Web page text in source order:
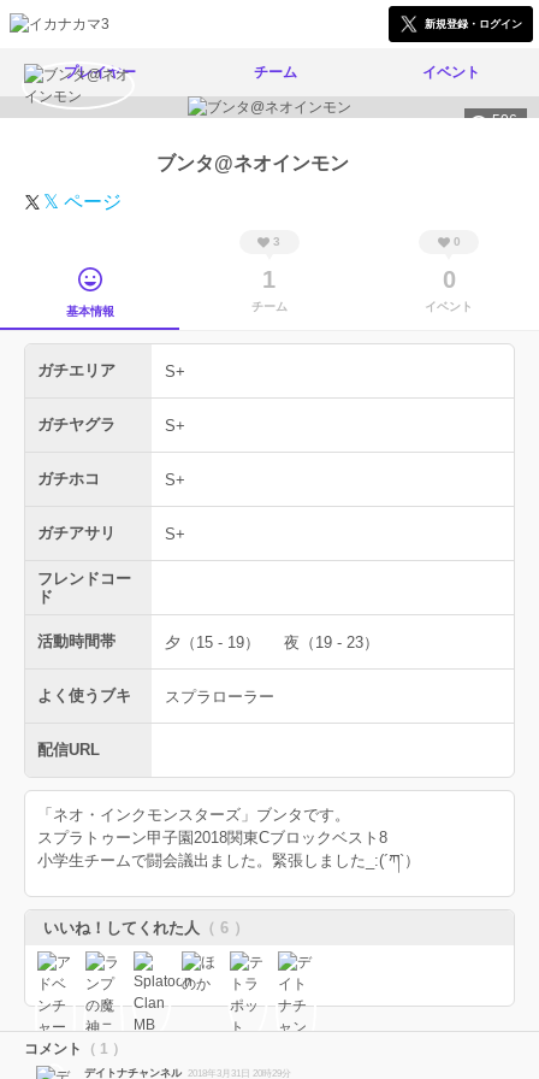
新規登録・ログイン
プレイヤー チーム イベント
506
ブンタ@ネオインモン
𝕏 ページ
基本情報
3
1
チーム
0
0
イベント
ガチエリア S+
ガチヤグラ S+
ガチホコ S+
ガチアサリ S+
フレンドコー
ド
活動時間帯 夕（15 - 19） 夜（19 - 23）
よく使うブキ スプラローラー
配信URL
「ネオ・インクモンスターズ」ブンタです。
スプラトゥーン甲子園2018関東Cブロックベスト8
小学生チームで闘会議出ました。緊張しました_:(´ཀ`）
いいね！してくれた人 （ 6 ）
コメント （ 1 ）
デイトナチャンネル 2018年3月31日 20時29分